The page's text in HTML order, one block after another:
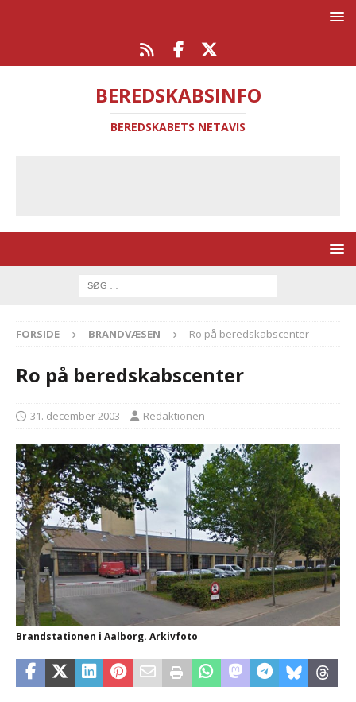
BEREDSKABSINFO
BEREDSKABETS NETAVIS
FORSIDE BRANDVÆSEN Ro på beredskabscenter
Ro på beredskabscenter
31. december 2003 Redaktionen
Brandstationen i Aalborg. Arkivfoto